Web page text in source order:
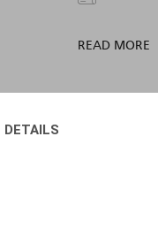
DETAILS
READ MORE